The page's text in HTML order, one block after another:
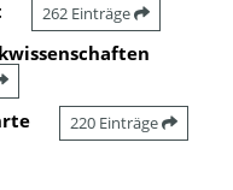
262 Einträge
220 Einträge